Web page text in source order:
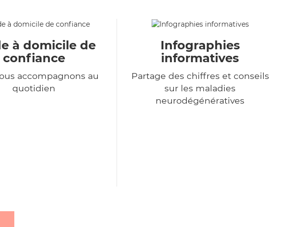
à domicile de
confiance
accompagnons au
quotidien
Infographies
informatives
Partage des chiffres et conseils
sur les maladies
neurodégénératives